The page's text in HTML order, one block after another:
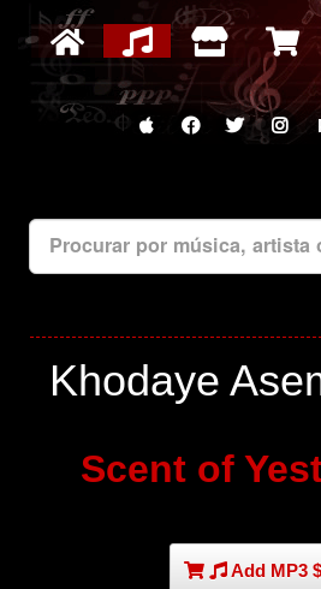
Procurar por música, artista
Khodaye
Scent of
Add MP3